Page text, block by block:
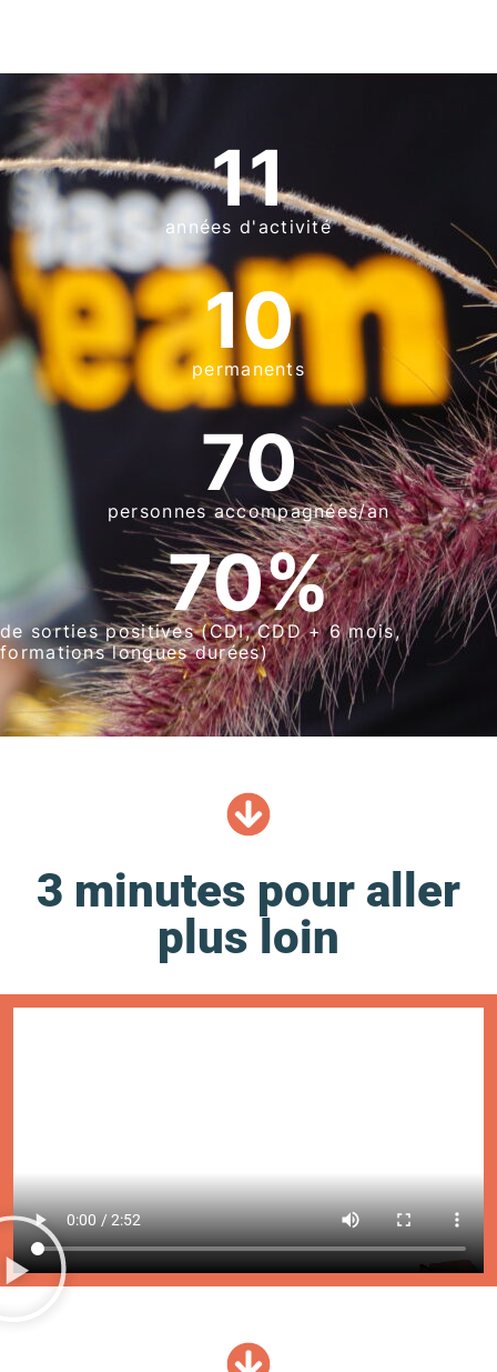
années d'activité
11
permanents
10
personnes accompagnées/an
70
de sorties positives (CDI, CDD + 6 mois,
formations longues durées)
70%
3 minutes pour aller
plus loin